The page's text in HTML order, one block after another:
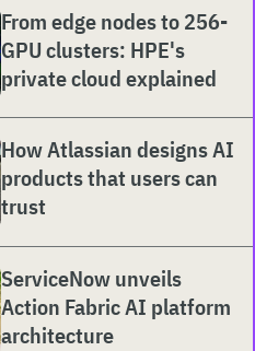
From edge nodes to 256-
GPU clusters: HPE's
private cloud explained
How Atlassian designs AI
products that users can
trust
ServiceNow unveils
Action Fabric AI platform
architecture